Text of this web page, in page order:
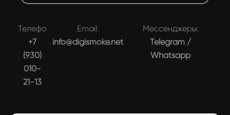
Телефон:
+7
(930)
010-
21-13
Email:
info@digismoke.net
Мессенджеры:
Telegram /
Whatsapp